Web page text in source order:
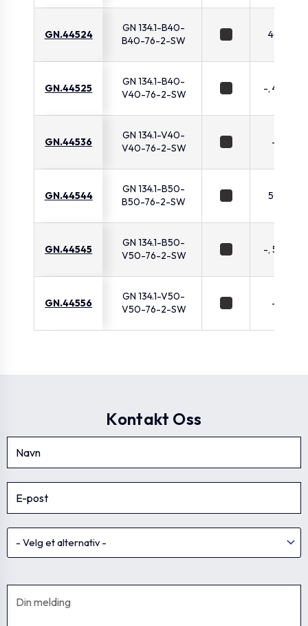
GN.44524
GN 134.1-B40-
B40-76-2-SW
40
GN.44525
GN 134.1-B40-
V40-76-2-SW
-, 40
GN.44536
GN 134.1-V40-
V40-76-2-SW
-
GN.44544
GN 134.1-B50-
B50-76-2-SW
50
GN.44545
GN 134.1-B50-
V50-76-2-SW
-, 50
GN.44556
GN 134.1-V50-
V50-76-2-SW
-
Kontakt Oss